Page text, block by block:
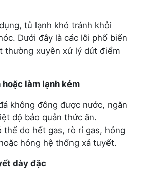
tủ lạnh khó tránh khỏi
Dưới đây là các lỗi phổ biến
thường xuyên xử lý dứt điểm
làm lạnh kém
không đông được nước, ngăn
độ bảo quản thức ăn.
thể do hết gas, rò rỉ gas, hỏng
hỏng hệ thống xả tuyết.
dày đặc